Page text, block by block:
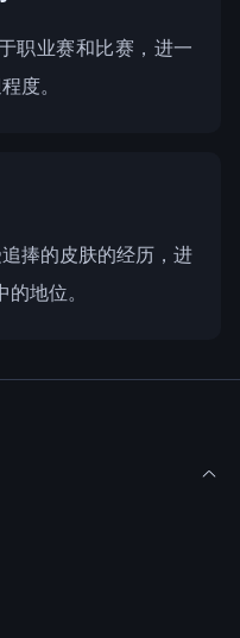
职业赛和比赛，进一
度。
捧的皮肤的经历，进
地位。